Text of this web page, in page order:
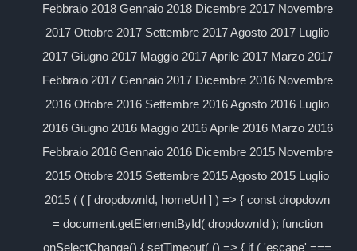
Febbraio 2018 Gennaio 2018 Dicembre 2017 Novembre
2017 Ottobre 2017 Settembre 2017 Agosto 2017 Luglio
2017 Giugno 2017 Maggio 2017 Aprile 2017 Marzo 2017
Febbraio 2017 Gennaio 2017 Dicembre 2016 Novembre
2016 Ottobre 2016 Settembre 2016 Agosto 2016 Luglio
2016 Giugno 2016 Maggio 2016 Aprile 2016 Marzo 2016
Febbraio 2016 Gennaio 2016 Dicembre 2015 Novembre
2015 Ottobre 2015 Settembre 2015 Agosto 2015 Luglio
2015 ( ( [ dropdownId, homeUrl ] ) => { const dropdown
= document.getElementById( dropdownId ); function
onSelectChange() { setTimeout( () => { if ( 'escape' ===